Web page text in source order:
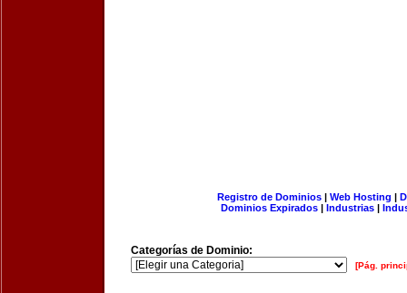
Registro de Dominios| Web Hosting |
Dominios Expirados | Industrias |
Categorías de Dominio:
[Pág.